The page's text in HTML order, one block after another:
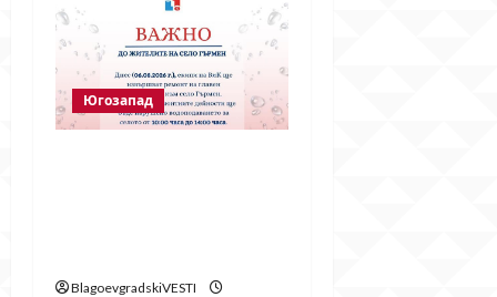
a
t
i
Югозапад
BlagoevgradskiVESTI